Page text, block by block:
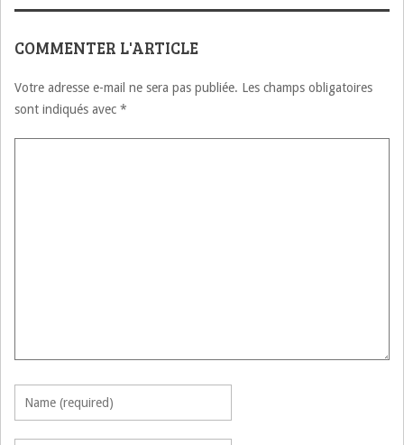
COMMENTER L'ARTICLE
Votre adresse e-mail ne sera pas publiée. Les champs obligatoires
sont indiqués avec *